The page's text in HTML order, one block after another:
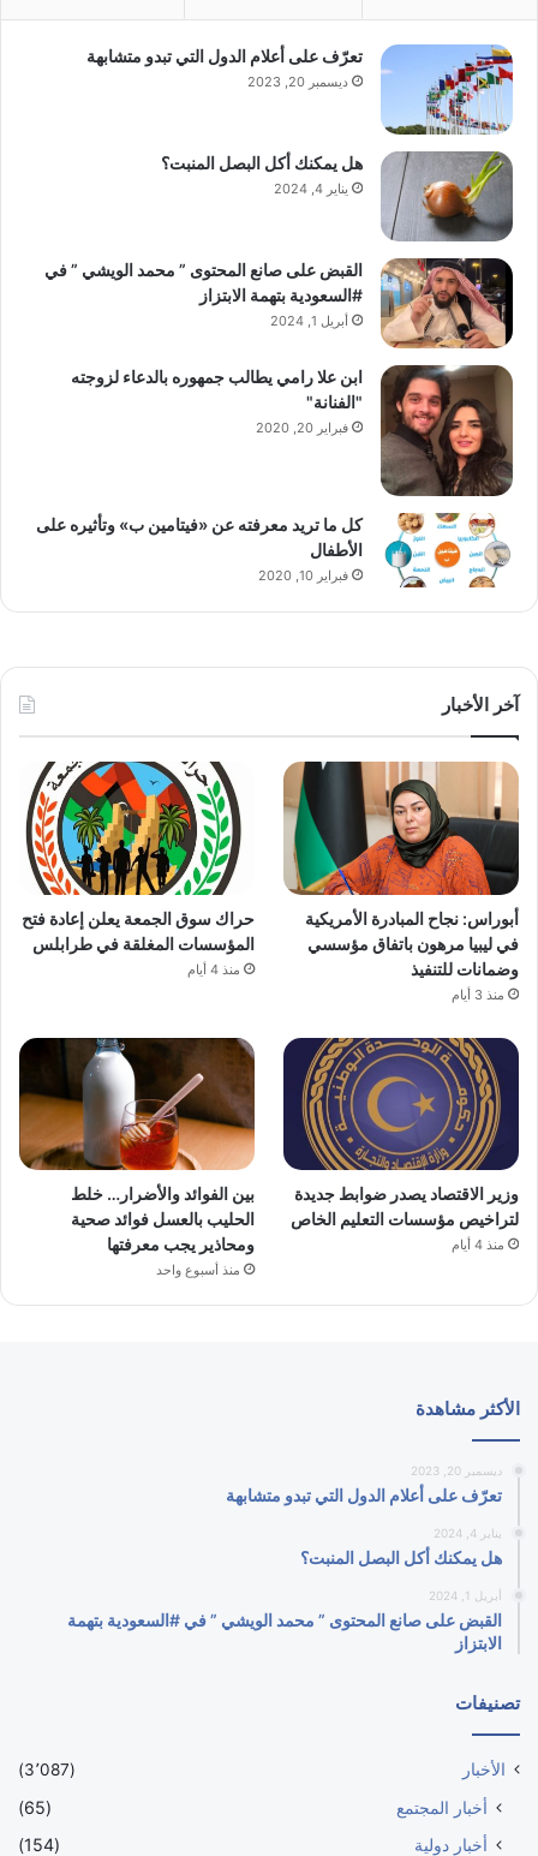
تعرّف على أعلام الدول التي تبدو متشابهة
ديسمبر 20, 2023
هل يمكنك أكل البصل المنبت؟
يناير 4, 2024
القبض على صانع المحتوى ” محمد الويشي ” في
#السعودية بتهمة الابتزاز
أبريل 1, 2024
ابن علا رامي يطالب جمهوره بالدعاء لزوجته
"الفنانة"
فبراير 20, 2020
كل ما تريد معرفته عن «فيتامين ب» وتأثيره على
الأطفال
فبراير 10, 2020
آخر الأخبار
أبوراس: نجاح المبادرة الأمريكية
في ليبيا مرهون باتفاق مؤسسي
وضمانات للتنفيذ
منذ 3 أيام
حراك سوق الجمعة يعلن إعادة فتح
المؤسسات المغلقة في طرابلس
منذ 4 أيام
وزير الاقتصاد يصدر ضوابط جديدة
لتراخيص مؤسسات التعليم الخاص
منذ 4 أيام
بين الفوائد والأضرار… خلط
الحليب بالعسل فوائد صحية
ومحاذير يجب معرفتها
منذ أسبوع واحد
الأكثر مشاهدة
ديسمبر 20, 2023
تعرّف على أعلام الدول التي تبدو متشابهة
يناير 4, 2024
هل يمكنك أكل البصل المنبت؟
أبريل 1, 2024
القبض على صانع المحتوى ” محمد الويشي ” في #السعودية بتهمة
الابتزاز
تصنيفات
الأخبار (3٬087)
أخبار المجتمع
(65)
أخبار دولية
(154)